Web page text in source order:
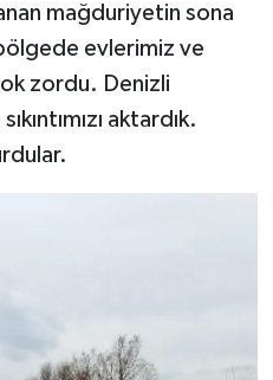
mağduriyetin sona
evlerimiz ve
zordu. Denizli
aktardık.